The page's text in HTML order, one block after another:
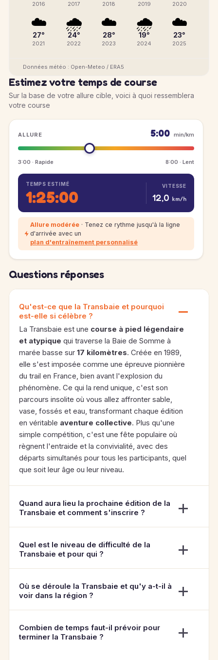
2016 2017 2018 2019 2020
☁️
27°
2021
🌧️
24°
2022
☁️
28°
2023
🌧️
19°
2024
☁️
23°
2025
Données météo : Open-Meteo / ERA5
Estimez votre temps de course
Sur la base de votre allure cible, voici à quoi ressemblera
votre course
ALLURE 5:00 min/km
3:00 · Rapide 8:00 · Lent
TEMPS ESTIMÉ
1:25:00
VITESSE
12,0 km/h
Allure modérée · Tenez ce rythme jusqu'à la ligne
d'arrivée avec un
plan d'entraînement personnalisé
Questions réponses
Qu'est-ce que la Transbaie et pourquoi
est-elle si célèbre ?
La Transbaie est une course à pied légendaire
et atypique qui traverse la Baie de Somme à
marée basse sur 17 kilomètres. Créée en 1989,
elle s'est imposée comme une épreuve pionnière
du trail en France, bien avant l'explosion du
phénomène. Ce qui la rend unique, c'est son
parcours insolite où vous allez affronter sable,
vase, fossés et eau, transformant chaque édition
en véritable aventure collective. Plus qu'une
simple compétition, c'est une fête populaire où
règnent l'entraide et la convivialité, avec des
départs simultanés pour tous les participants, quel
que soit leur âge ou leur niveau.
Quand aura lieu la prochaine édition de la
Transbaie et comment s'inscrire ?
Quel est le niveau de difficulté de la
Transbaie et pour qui ?
Où se déroule la Transbaie et qu'y a-t-il à
voir dans la région ?
Combien de temps faut-il prévoir pour
terminer la Transbaie ?